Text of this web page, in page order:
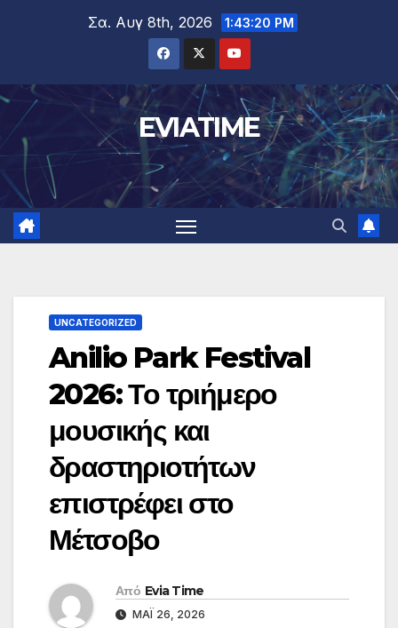
Σα. Αυγ 8th, 2026 1:43:21 PM
EVIATIME
UNCATEGORIZED
Anilio Park Festival
2026: Το τριήμερο
μουσικής και
δραστηριοτήτων
επιστρέφει στο
Μέτσοβο
Από Evia Time
ΜΆΙ 26, 2026